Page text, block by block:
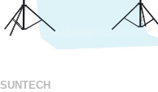
SUNTECH